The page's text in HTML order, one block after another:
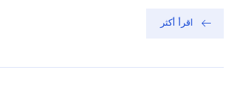
اقرأ أكثر